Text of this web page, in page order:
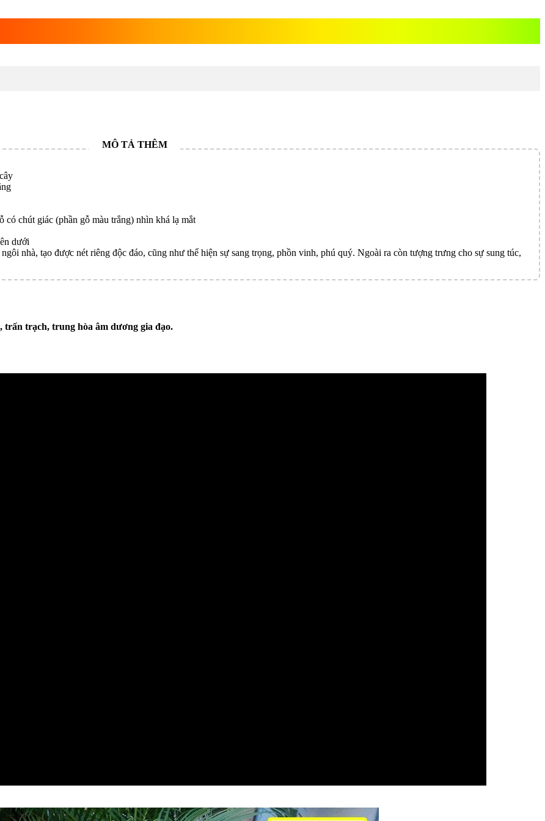
có chút giác (phần gỗ màu trắng) nhìn khá lạ mắt
dưới
nhà, tạo được nét riêng độc đáo, cũng như thể hiện sự sang trọng, phồn vinh, phú quý. Ngoài ra còn tượng trưng cho sự sung túc,
trấn trạch, trung hòa âm dương gia đạo.